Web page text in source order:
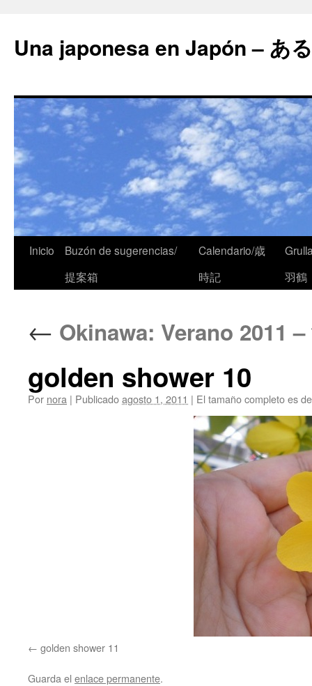
Una japonesa en Japón – あ
Inicio
Buzón de sugerencias/
提案箱
Calendario/歳
時記
羽鶴
← Okinawa: Verano 2011 –
golden shower 10
Por nora | Publicadoagosto 1, 2011 | El tamaño completo es
golden shower 11
Guarda el enlace permanente.